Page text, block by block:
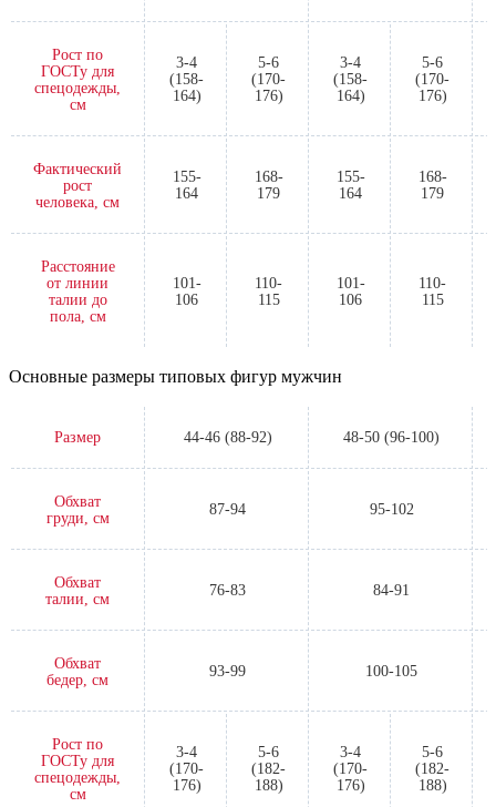
Рост по
ГОСТу для
спецодежды,
см
3-4
(158-
164)
5-6
(170-
176)
3-4
(158-
164)
5-6
(170-
176)
Фактический
рост
человека, см
155-
164
168-
179
155-
164
168-
179
Расстояние
от линии
талии до
пола, см
101-
106
110-
115
101-
106
110-
115
Основные размеры типовых фигур мужчин
Размер 44-46 (88-92) 48-50 (96-100)
Обхват
груди, см
87-94 95-102
Обхват
талии, см
76-83 84-91
Обхват
бедер, см
93-99 100-105
Рост по
ГОСТу для
спецодежды,
см
3-4
(170-
176)
5-6
(182-
188)
3-4
(170-
176)
5-6
(182-
188)